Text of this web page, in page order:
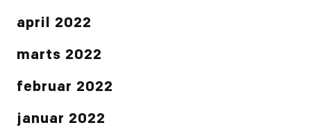
april 2022
marts 2022
februar 2022
januar 2022